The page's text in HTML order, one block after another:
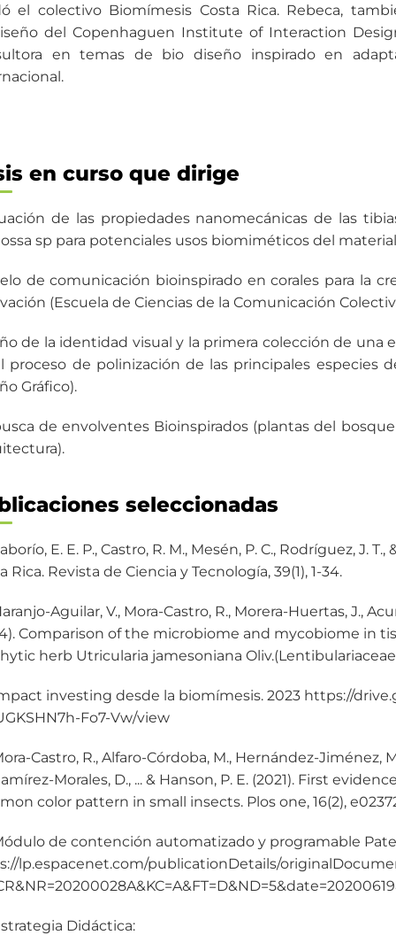
el colectivo Biomímesis Costa Rica. Rebeca,
del Copenhaguen Institute of Interaction
en temas de bio diseño inspirado en
en curso que dirige
de las propiedades nanomecánicas de las
sp para potenciales usos biomiméticos del
de comunicación bioinspirado en corales para la
(Escuela de Ciencias de la Comunicación
de la identidad visual y la primera colección de una
proceso de polinización de las principales especies
Gráfico).
de envolventes Bioinspirados (plantas del
seleccionadas
E. E. P., Castro, R. M., Mesén, P. C., Rodríguez, J.
Rica. Revista de Ciencia y Tecnología, 39(1), 1-34.
Aguilar, V., Mora-Castro, R., Morera-Huertas, J.,
Comparison of the microbiome and mycobiome in
herb Utricularia jamesoniana
investing desde la biomímesis. 2023 https://
Fo7-Vw/view
Castro, R., Alfaro-Córdoba, M., Hernández-Jiménez,
Morales, D., ... & Hanson, P. E. (2021). First
color pattern in small insects. Plos one, 16(2),
de contención automatizado y programable
lp.espacenet.com/publicationDetails/
Didáctica: